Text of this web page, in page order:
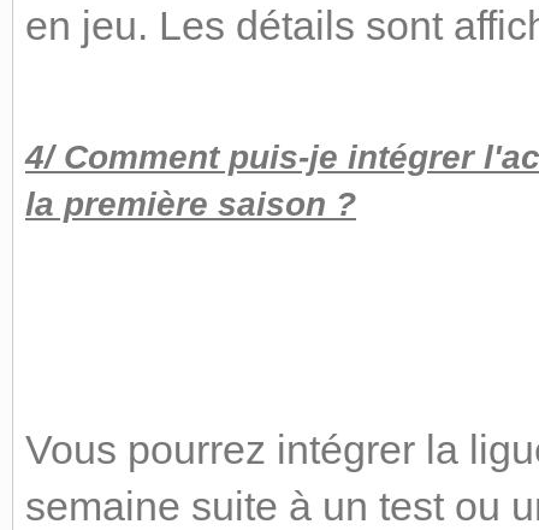
en jeu. Les détails sont
4/ Comment puis-je intégrer
la première saison ?
Vous pourrez intégrer la
semaine suite à un test ou